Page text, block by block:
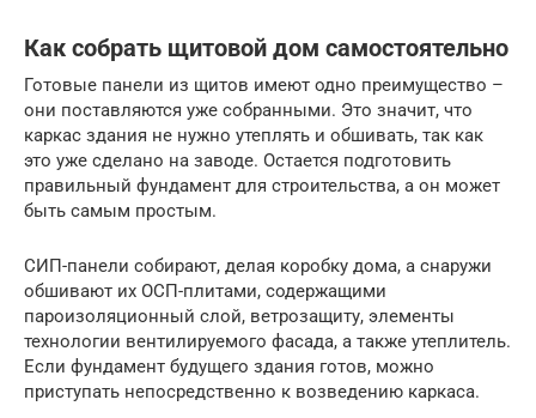
Как собрать щитовой дом самостоятельно
Готовые панели из щитов имеют одно преимущество –
они поставляются уже собранными. Это значит, что
каркас здания не нужно утеплять и обшивать, так как
это уже сделано на заводе. Остается подготовить
правильный фундамент для строительства, а он может
быть самым простым.
СИП-панели собирают, делая коробку дома, а снаружи
обшивают их ОСП-плитами, содержащими
пароизоляционный слой, ветрозащиту, элементы
технологии вентилируемого фасада, а также утеплитель.
Если фундамент будущего здания готов, можно
приступать непосредственно к возведению каркаса.